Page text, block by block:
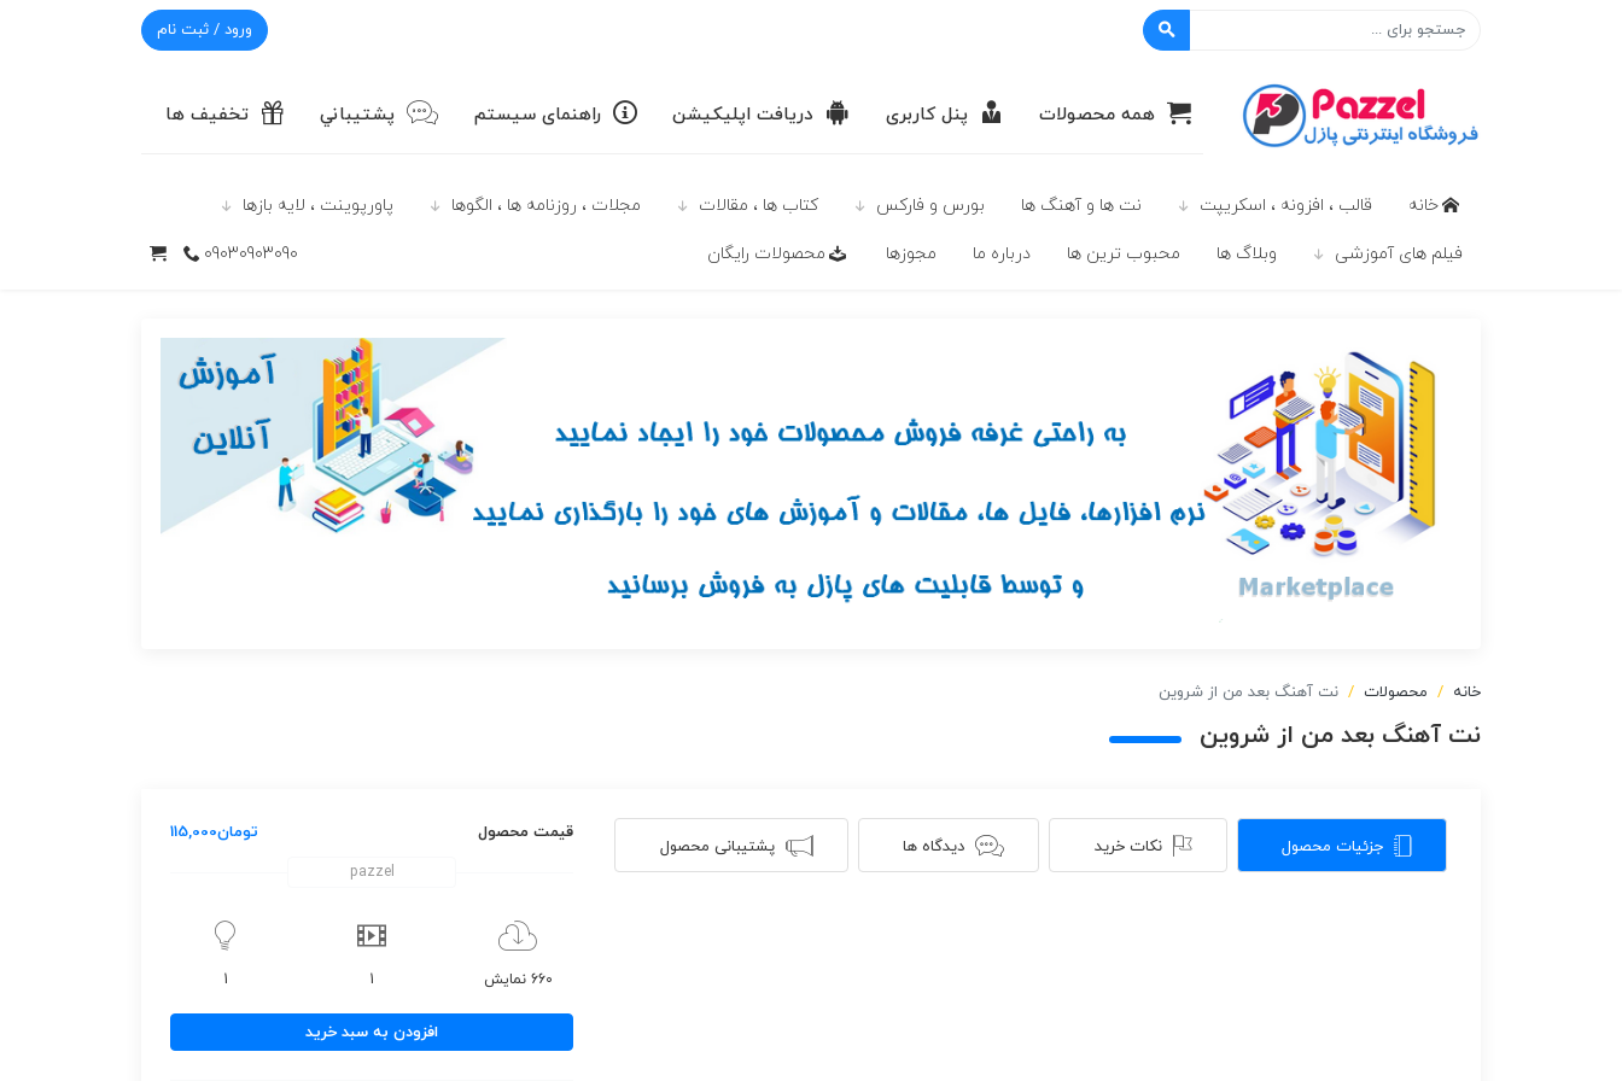
ورود / ثبت نام
همه محصولات پنل کاربری دریافت اپلیکیشن راهنمای سیستم پشتيباني تخفیف ها
خانه قالب ، افزونه ، اسکریپت نت ها و آهنگ ها بورس و فارکس كتاب ها ، مقالات مجلات ، روزنامه ها ، الگوها پاورپوينت ، لایه بازها
فیلم های آموزشی وبلاگ ها محبوب ترين ها درباره ما مجوزها محصولات رايگان 09030903090
خانه محصولات نت آهنگ بعد من از شروین
نت آهنگ بعد من از شروین
جزئیات محصول نکات خرید دیدگاه ها پشتیبانی محصول
قیمت محصول تومان115,000
pazzel
660 نمایش 1
1
آهنگ
افزودن به سبد خرید